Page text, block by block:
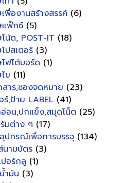
พื่องานสร้างสรรค์ (6)
แฟ็กซ์ (5)
น้ต, POST-IT (18)
ปสเตอร์ (3)
ฟโต้บอร์ด (1)
ข (11)
สาร,ซองจดหมาย (23)
ร์,ป้าย LABEL (41)
อน,ปกแข็ง,สมุดโน็ต (25)
มต่าง ๆ (17)
ปกรณ์เพื่อการบรรจุ (134)
นามบัตร (3)
ปอร์กลู (1)
ำมัน (3)